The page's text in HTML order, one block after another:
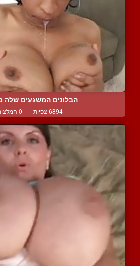
הבלונים המשגעים שלה
6894 צפיות | 0 המלצות